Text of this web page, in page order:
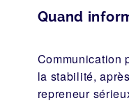
Quand
Communication
la stabilité,
repreneur